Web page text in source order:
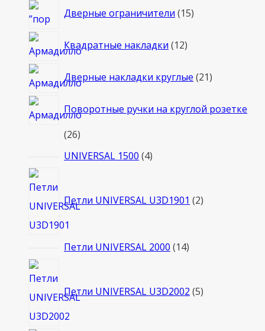
Дверные ограничители 1515
Квадратные накладки 1212
Дверные накладки круглые 2121
Поворотные ручки на круглой розетке
2626
товаров
UNIVERSAL 1500 44
Петли UNIVERSAL U3D1901 2товара
Петли UNIVERSAL 2000 1414
Петли UNIVERSAL U3D2002 5товаров